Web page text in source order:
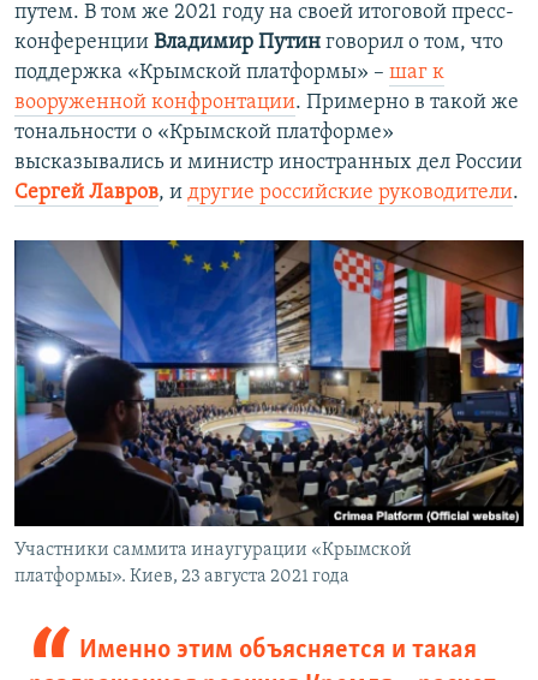
путем. В том же 2021 году на своей итоговой пресс-
конференции Владимир Путин говорил о том, что
поддержка «Крымской платформы» – шаг к
вооруженной конфронтации. Примерно в такой же
тональности о «Крымской платформе»
высказывались и министр иностранных дел России
Сергей Лавров, и другие российские руководители.
Участники саммита инаугурации «Крымской
платформы». Киев, 23 августа 2021 года
Именно этим объясняется и такая